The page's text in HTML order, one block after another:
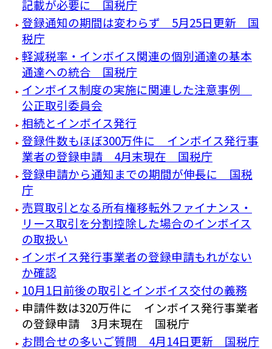
記載が必要に 国税庁
登録通知の期間は変わらず 5月25日更新 国
税庁
軽減税率・インボイス関連の個別通達の基本
通達への統合 国税庁
インボイス制度の実施に関連した注意事例
公正取引委員会
相続とインボイス発行
登録件数もほぼ300万件に インボイス発行事
業者の登録申請 4月末現在 国税庁
登録申請から通知までの期間が伸長に 国税
庁
売買取引となる所有権移転外ファイナンス・
リース取引を分割控除した場合のインボイス
の取扱い
インボイス発行事業者の登録申請もれがない
か確認
10月1日前後の取引とインボイス交付の義務
申請件数は320万件に インボイス発行事業者
の登録申請 3月末現在 国税庁
お問合せの多いご質問 4月14日更新 国税庁